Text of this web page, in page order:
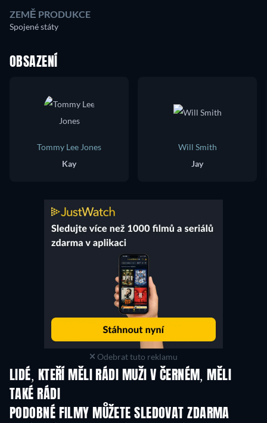
ZEMĚ PRODUKCE
Spojené státy
OBSAZENÍ
Tommy Lee Jones
Kay
Will Smith
Jay
Odebrat tuto reklamu
LIDÉ, KTEŘÍ MĚLI RÁDI MUŽI V ČERNÉM, MĚLI
TAKÉ RÁDI
PODOBNÉ FILMY MŮŽETE SLEDOVAT ZDARMA